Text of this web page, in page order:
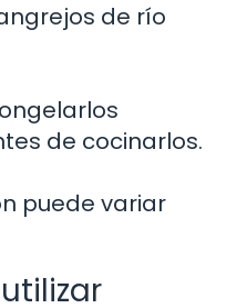
de río
de cocinarlos.
puede variar